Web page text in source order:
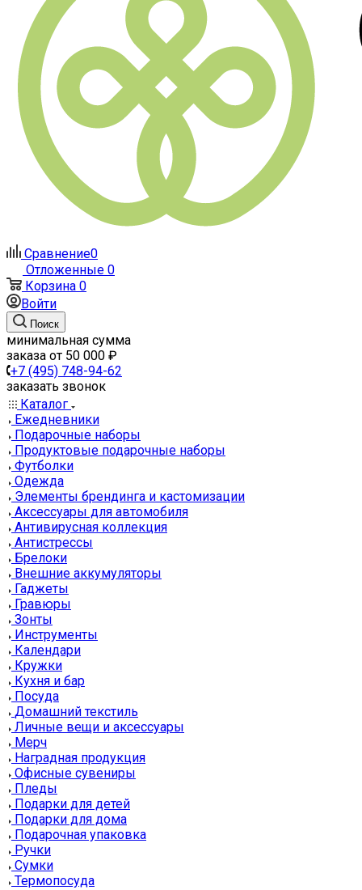
Сравнение0
Отложенные 0
Корзина 0
Войти
Поиск
минимальная сумма
заказа от 50 000 ₽
+7 (495) 748-94-62
заказать звонок
Каталог
Ежедневники
Подарочные наборы
Продуктовые подарочные наборы
Футболки
Одежда
Элементы брендинга и кастомизации
Аксессуары для автомобиля
Антивирусная коллекция
Антистрессы
Брелоки
Внешние аккумуляторы
Гаджеты
Гравюры
Зонты
Инструменты
Календари
Кружки
Кухня и бар
Посуда
Домашний текстиль
Личные вещи и аксессуары
Мерч
Наградная продукция
Офисные сувениры
Пледы
Подарки для детей
Подарки для дома
Подарочная упаковка
Ручки
Сумки
Термопосуда